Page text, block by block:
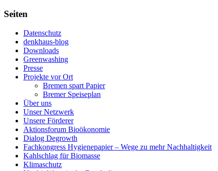
Seiten
Datenschutz
denkhaus-blog
Downloads
Greenwashing
Presse
Projekte vor Ort
Bremen spart Papier
Bremer Speiseplan
Über uns
Unser Netzwerk
Unsere Förderer
Aktionsforum Bioökonomie
Dialog Degrowth
Fachkongress Hygienepapier – Wege zu mehr Nachhaltigkeit
Kahlschlag für Biomasse
Klimaschutz